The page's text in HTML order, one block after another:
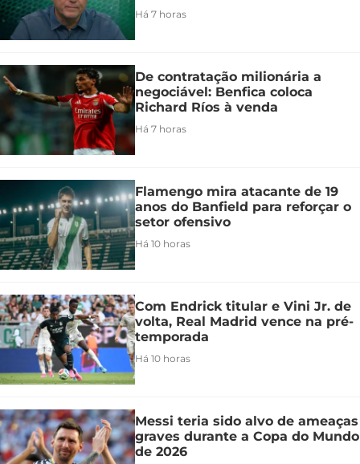
Há 7 horas
De contratação milionária a
negociável: Benfica coloca
Richard Ríos à venda
Há 7 horas
Flamengo mira atacante de 19
anos do Banfield para reforçar o
setor ofensivo
Há 10 horas
Com Endrick titular e Vini Jr. de
volta, Real Madrid vence na pré-
temporada
Há 10 horas
Messi teria sido alvo de ameaças
graves durante a Copa do Mundo
de 2026